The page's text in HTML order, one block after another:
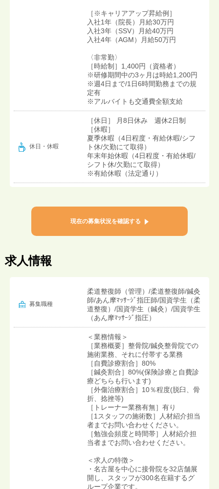
［※キャリアアップ昇給例］
入社1年（院長）月給30万円
入社3年（SSV）月給40万円
入社4年（AGM）月給50万円
〈非常勤〉
［時給制］1,400円（資格者）
※研修期間中の3ヶ月は時給1,200円
※週4日まで/1日6時間勤務までの規
定有
※アルバイトも交通費全額支給
休日・休暇
［休日］ 月8日休み 週休2日制
［休暇］
夏季休暇（4日程度・有給休暇/シフ
ト休/欠勤にて取得）
年末年始休暇（4日程度・有給休暇/
シフト休/欠勤にて取得）
※有給休暇（法定通り）
現在の募集状況を確認する
求人情報
募集職種
柔道整復師（管理）/柔道整復師/鍼灸
師/あん摩ﾏｯｻｰｼﾞ指圧師/国資学生（柔
道整復）/国資学生（鍼灸）/国資学生
（あん摩ﾏｯｻｰｼﾞ指圧）
＜業務情報＞
［業務概要］整骨院/鍼灸整骨院での
施術業務、それに付帯する業務
［自費診療割合］80%
［鍼灸割合］80%(保険診療と自費診
療どちらも行います)
［外傷治療割合］10％程度(脱臼、骨
折、捻挫等)
［トレーナー業務有無］有り
［1スタッフの施術数］人材紹介担当
者までお問い合わせください。
［勉強会頻度と時間帯］人材紹介担
当者までお問い合わせください。
＜求人の特徴＞
・名古屋を中心に接骨院を32店舗展
開し、スタッフが300名在籍するグ
ループ企業です。